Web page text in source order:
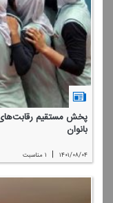
پخش مستقیم
بانوان
۱۴۰۱/۰۸/۰۴ | ۱ مناسبت